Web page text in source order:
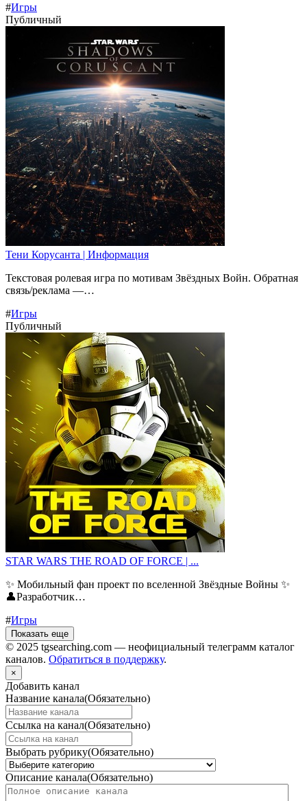
#Игры
Публичный
Тени Корусанта | Информация
Текстовая ролевая игра по мотивам Звёздных Войн. Обратная
связь/реклама —…
#Игры
Публичный
STAR WARS THE ROAD OF FORCE | ...
✨ Мобильный фан проект по вселенной Звёздные Войны ✨
👤Разработчик…
#Игры
Показать еще
© 2025 tgsearching.com — неофициальный телеграмм каталог
каналов. Обратиться в поддержку.
×
Добавить канал
Название канала(Обязательно)
Ссылка на канал(Обязательно)
Выбрать рубрику(Обязательно)
Описание канала(Обязательно)